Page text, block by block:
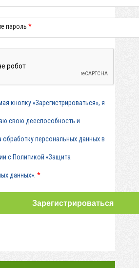
пароль *
кнопку «Зарегистрироваться», я
свою дееспособность и
обработку персональных данных в
с Политикой «Защита
данных». *